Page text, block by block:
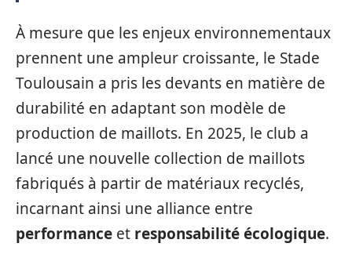
À mesure que les enjeux environnementaux
prennent une ampleur croissante, le Stade
Toulousain a pris les devants en matière de
durabilité en adaptant son modèle de
production de maillots. En 2025, le club a
lancé une nouvelle collection de maillots
fabriqués à partir de matériaux recyclés,
incarnant ainsi une alliance entre
performance et responsabilité écologique.